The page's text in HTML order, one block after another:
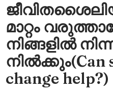
മാറ്റം
നിങ്ങളിൽ
നിൽക്കും(Can
change help?)